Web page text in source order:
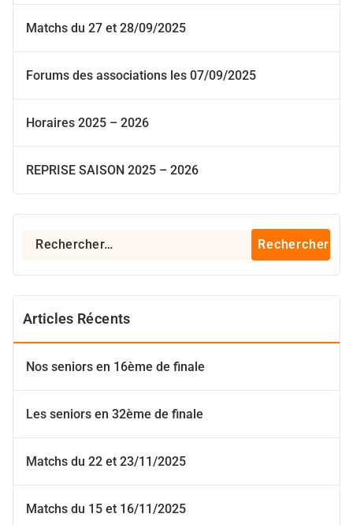
Matchs du 27 et 28/09/2025
Forums des associations les 07/09/2025
Horaires 2025 – 2026
REPRISE SAISON 2025 – 2026
Rechercher :
Articles Récents
Nos seniors en 16ème de finale
Les seniors en 32ème de finale
Matchs du 22 et 23/11/2025
Matchs du 15 et 16/11/2025